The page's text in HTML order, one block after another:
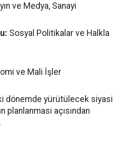
ve Medya, Sanayi
Sosyal Politikalar ve Halkla
ve Mali İşler
dönemde yürütülecek siyasi
planlanması açısından